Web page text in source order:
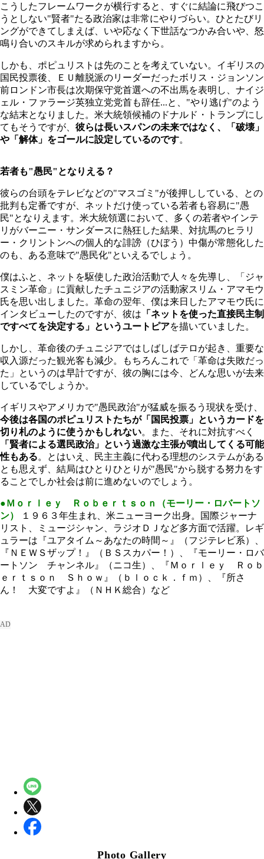
こうしたフレームワークが横行すると、すぐに結論に飛びつこ
うとしない"賢者"たる政治家は非常にやりづらい。ひとたびリ
ングができてしまえば、いや応なく下世話なつかみ合いや、怒
鳴り合いのスキルが求められますから。
しかも、ポピュリストは先のことを考えていない。イギリスの
国民投票後、ＥＵ離脱派のリーダーだったボリス・ジョンソン
前ロンドン市長は次期保守党首選への不出馬を表明し、ナイジ
ェル・ファラージ英独立党党首も辞任...と、"やり逃げ"のよう
な結末となりました。米大統領候補のドナルド・トランプにし
てもそうですが、 彼らは長いスパンの未来ではなく、「破壊」
や「解体」をゴールに設定しているのです。
若者も"愚民"となりえる？
彼らの台頭をテレビなどの"マスゴミ"が後押ししている、との
批判も定番ですが、ネットだけ使っている若者も容易に"愚
民"となりえます。米大統領選において、多くの若者やインテ
リがバーニー・サンダースに熱狂した結果、対抗馬のヒラリ
ー・クリントンへの個人的な誹謗（ひぼう）中傷が常態化した
のも、ある意味で"愚民化"といえるでしょう。
僕はふと、ネットを駆使した政治活動で人々を先導し、「ジャ
スミン革命」に貢献したチュニジアの活動家スリム・アマモウ
氏を思い出しました。革命の翌年、僕は来日したアマモウ氏に
インタビューしたのですが、彼は 「ネットを使った直接民主制
ですべてを決定する」というユートピアを描いていました。
しかし、革命後のチュニジアではしばしばテロが起き、重要な
収入源だった観光客も減少。もちろんこれで「革命は失敗だっ
た」というのは早計ですが、彼の胸には今、どんな思いが去来
しているでしょうか。
イギリスやアメリカで"愚民政治"が猛威を振るう現状を受け、
今後は各国のポピュリストたちが「国民投票」というカードを
切り札のように使うかもしれない。また、それに対抗すべく
「賢者による選民政治」という過激な主張が噴出してくる可能
性もある。とはいえ、民主主義に代わる理想のシステムがある
とも思えず、結局はひとりひとりが"愚民"から脱する努力をす
ることでしか社会は前に進めないのでしょう。
●Ｍｏｒｌｅｙ Ｒｏｂｅｒｔｓｏｎ（モーリー・ロバートソ
ン）
１９６３年生まれ、米ニューヨーク出身。国際ジャーナ
リスト、ミュージシャン、ラジオＤＪなど多方面で活躍。レギ
ュラーは『ユアタイム～あなたの時間～』（フジテレビ系）、
『ＮＥＷＳザップ！』（ＢＳスカパー！）、『モーリー・ロバ
ートソン チャンネル』（ニコ生）、『Ｍｏｒｌｅｙ Ｒｏｂ
ｅｒｔｓｏｎ Ｓｈｏｗ』（ｂｌｏｃｋ．ｆｍ）、『所さ
ん！ 大変ですよ』（ＮＨＫ総合）など
Photo Gallery